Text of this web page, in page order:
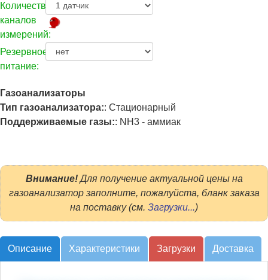
Количество
каналов
измерений:
Резервное
питание:
Газоанализаторы
Тип газоанализатора:: Стационарный
Поддерживаемые газы:: NH3 - аммиак
Внимание!Для получение актуальной цены на
газоанализатор заполните, пожалуйста, бланк заказа
на поставку (см. Загрузки...)
Описание Характеристики Загрузки Доставка